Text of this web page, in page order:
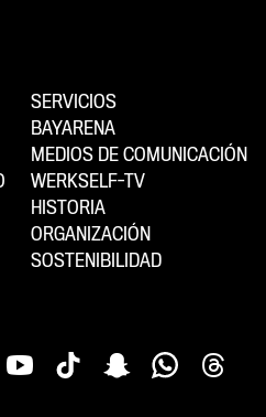
SERVICIOS
BAYARENA
MEDIOS DE COMUNICACIÓN
WERKSELF-TV
HISTORIA
ORGANIZACIÓN
SOSTENIBILIDAD